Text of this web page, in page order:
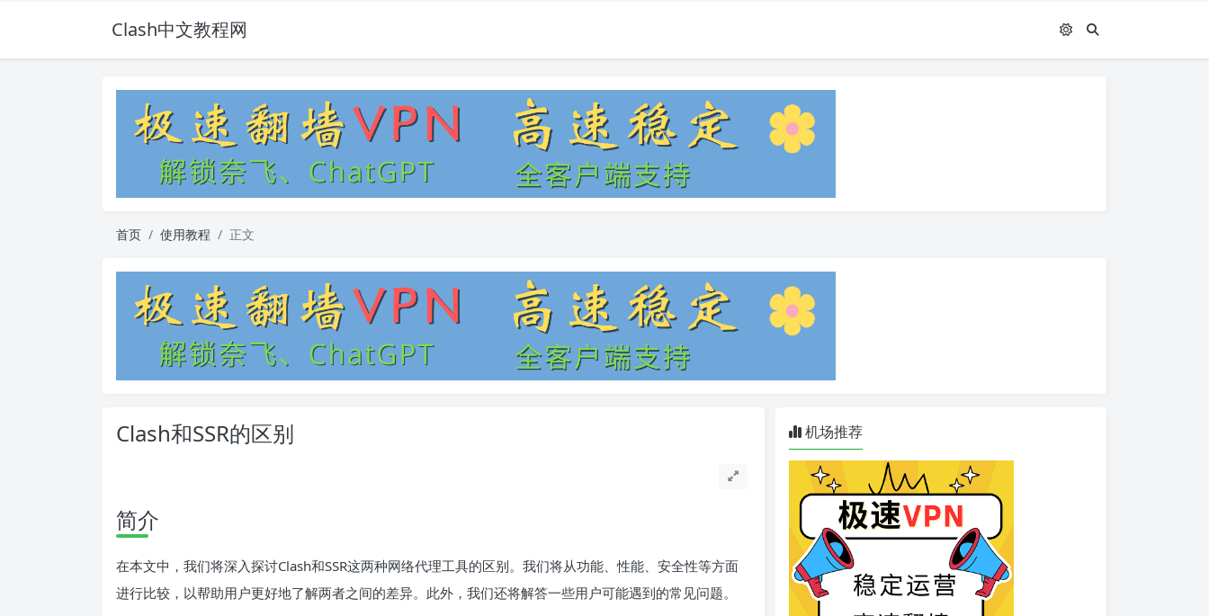
Clash中文教程网
首页 使用教程 正文
Clash和SSR的区别
简介
在本文中，我们将深入探讨Clash和SSR这两种网络代理工具的区别。我们将从功能、性能、安全性等方面
进行比较，以帮助用户更好地了解两者之间的差异。此外，我们还将解答一些用户可能遇到的常见问题。
机场推荐